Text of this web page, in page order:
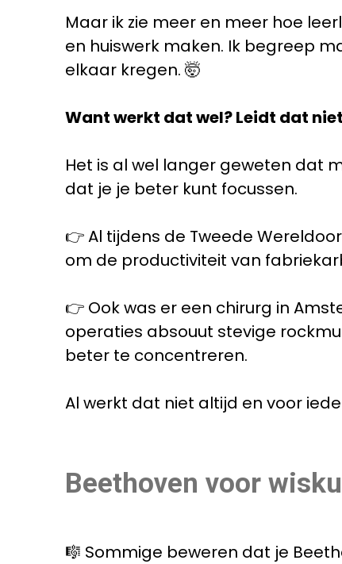
Maar ik zie meer en meer hoe
en huiswerk maken. Ik begreep
elkaar kregen. 🤯
Want werkt dat wel? Leidt dat
Het is al wel langer geweten dat
dat je je beter kunt focussen.
👉 Al tijdens de Tweede
om de productiviteit van
👉 Ook was er een chirurg in
operaties absouut stevige
beter te concentreren.
Al werkt dat niet altijd en voor
Beethoven voor
🎼 Sommige beweren dat je